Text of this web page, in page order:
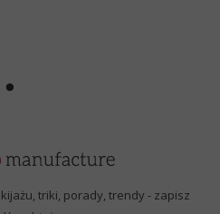
triki, porady, trendy - zapisz